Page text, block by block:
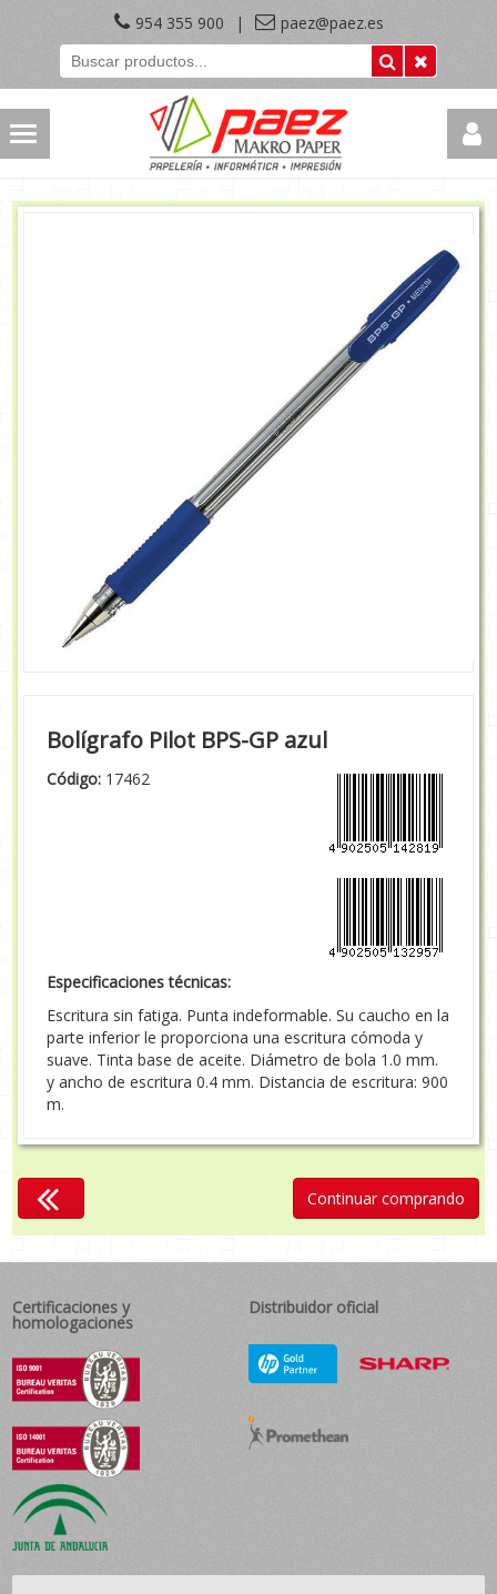
954 355 900 | paez@paez.es
Bolígrafo Pilot BPS-GP azul
Código: 17462
Especificaciones técnicas:
Escritura sin fatiga. Punta indeformable. Su caucho en la
parte inferior le proporciona una escritura cómoda y
suave. Tinta base de aceite. Diámetro de bola 1.0 mm.
y ancho de escritura 0.4 mm. Distancia de escritura: 900
m.
Continuar comprando
Certificaciones y
homologaciones
Distribuidor oficial